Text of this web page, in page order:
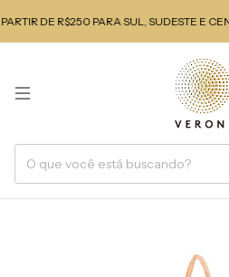
DE R$250 PARA SUL, SUDESTE E